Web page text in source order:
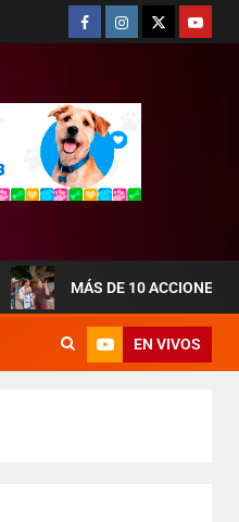
MÁS DE 10 ACCIONES DE OBRAS
EN VIVOS